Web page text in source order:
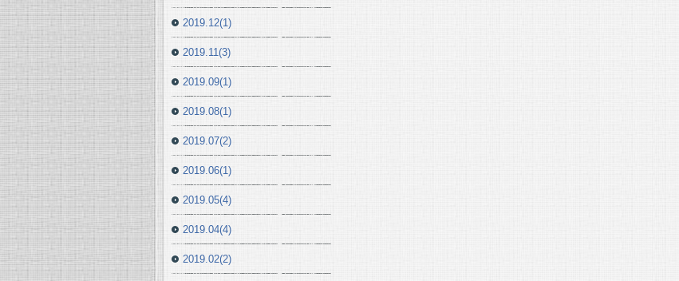
2019.12(1)
2019.11(3)
2019.09(1)
2019.08(1)
2019.07(2)
2019.06(1)
2019.05(4)
2019.04(4)
2019.02(2)